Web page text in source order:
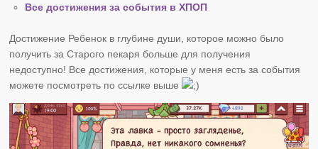
Все достижения за события в ХПОП
Достижение Ребенок в глубине души, которое можно было
получить за Старого пекаря больше для получения
недоступно! Все достижения, которые у меня есть за события
можете посмотреть по ссылке выше